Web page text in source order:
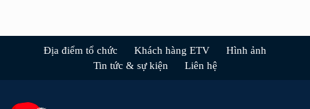
Địa điểm tổ chức Khách hàng ETV
Hình ảnh
Tin tức & sự kiện
Liên hệ